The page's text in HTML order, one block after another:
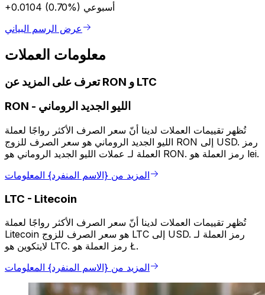
+0.0104 (0.70%) أسبوعي
عرض الرسم البياني
معلومات العملات
تعرف على المزيد عن RON و LTC
RON - الليو الجديد الروماني
تُظهر تقييمات العملات لدينا أنّ سعر الصرف الأكثر رواجًا لعملة
الليو الجديد الروماني هو سعر الصرف للزوج RON إلى USD. رمز
العملة لـ عملات الليو الجديد الروماني هو RON. رمز العملة هو lei.
المزيد من {الاسم المنفرد} المعلومات
LTC - Litecoin
تُظهر تقييمات العملات لدينا أنّ سعر الصرف الأكثر رواجًا لعملة
Litecoin هو سعر الصرف للزوج LTC إلى USD. رمز العملة لـ
لايتكوين هو LTC. رمز العملة هو Ł.
المزيد من {الاسم المنفرد} المعلومات